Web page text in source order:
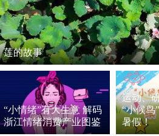
莲的故事
“小情绪”有大生意 解码
浙江情绪消费产业图鉴
运动、
“小候鸟
暑假！